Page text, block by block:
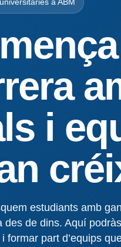
i
estudiants amb
des de dins. Aquí
formar part d’equips